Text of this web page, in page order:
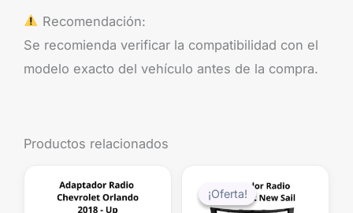
Recomendación:
Se recomienda verificar la compatibilidad con el
modelo exacto del vehículo antes de la compra.
Productos relacionados
¡Oferta!
¡Oferta!
precio
original